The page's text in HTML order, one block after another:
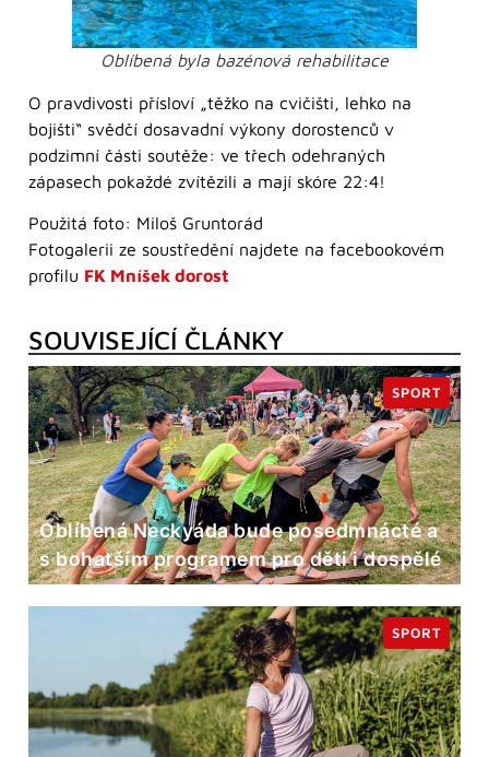
Oblíbená byla bazénová rehabilitace
O pravdivosti přísloví „těžko na cvičišti, lehko na
bojišti“ svědčí dosavadní výkony dorostenců v
podzimní části soutěže: ve třech odehraných
zápasech pokaždé zvítězili a mají skóre 22:4!
Použitá foto: Miloš Gruntorád
Fotogalerii ze soustředění najdete na facebookovém
profilu FK Mníšek dorost
SOUVISEJÍCÍ ČLÁNKY
Oblíbená Neckyáda bude posedmnácté a
s bohatším programem pro děti i dospělé
SPORT
SPORT